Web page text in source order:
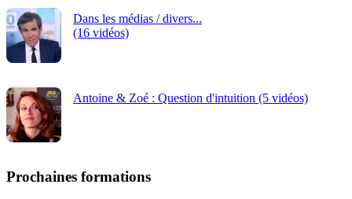
Dans les médias / divers...
(16 vidéos)
Antoine & Zoé : Question d'intuition (5 vidéos)
Prochaines formations